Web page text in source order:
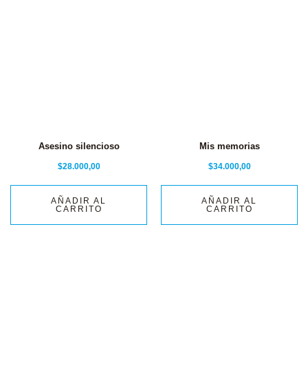
Asesino silencioso
$28.000,00
AÑADIR AL
CARRITO
Mis memorias
$34.000,00
AÑADIR AL
CARRITO